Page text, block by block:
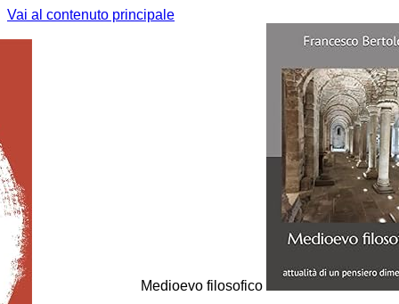
Vai al contenuto principale